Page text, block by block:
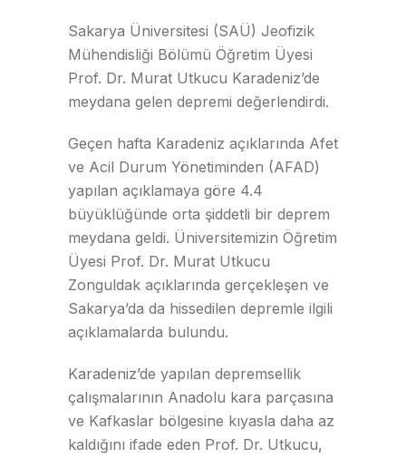
Sakarya Üniversitesi (SAÜ) Jeofizik
Mühendisliği Bölümü Öğretim Üyesi
Prof. Dr. Murat Utkucu Karadeniz’de
meydana gelen depremi değerlendirdi.
Geçen hafta Karadeniz açıklarında Afet
ve Acil Durum Yönetiminden (AFAD)
yapılan açıklamaya göre 4.4
büyüklüğünde orta şiddetli bir deprem
meydana geldi. Üniversitemizin Öğretim
Üyesi Prof. Dr. Murat Utkucu
Zonguldak açıklarında gerçekleşen ve
Sakarya’da da hissedilen depremle ilgili
açıklamalarda bulundu.
Karadeniz’de yapılan depremsellik
çalışmalarının Anadolu kara parçasına
ve Kafkaslar bölgesine kıyasla daha az
kaldığını ifade eden Prof. Dr. Utkucu,